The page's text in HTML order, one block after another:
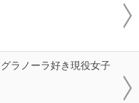
ラノーラ好き現役女子